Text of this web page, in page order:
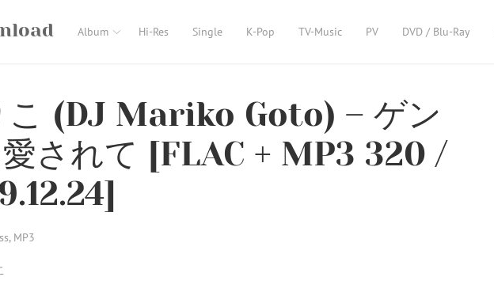
Album Hi-Res Single K-Pop TV-Music PV DVD / Blu-Ray
こ (DJ Mariko Goto) – ゲン
されて [FLAC + MP3 320 /
, MP3